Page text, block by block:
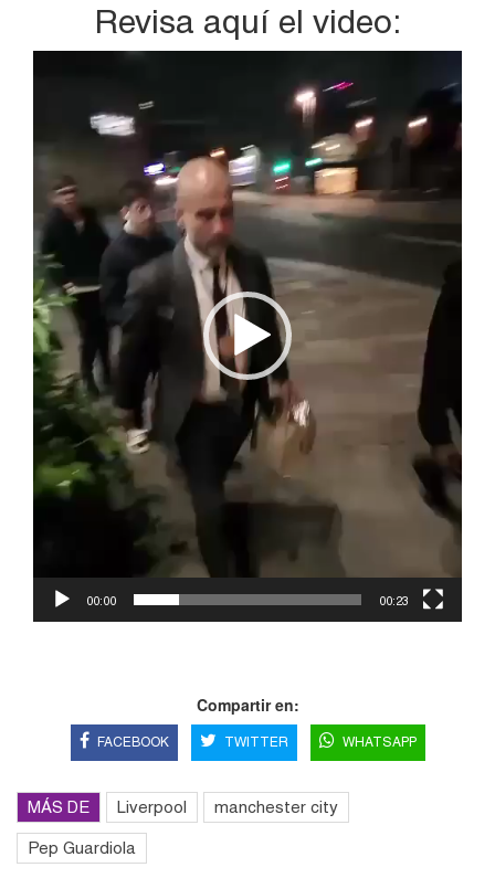
Revisa aquí el video:
00:00 00:23
Compartir en:
FACEBOOK TWITTER WHATSAPP
MÁS DE Liverpool manchester city
Pep Guardiola